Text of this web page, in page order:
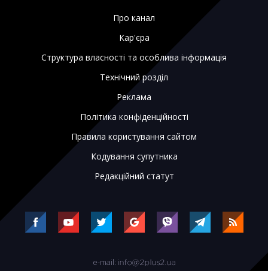
Про канал
Кар'єра
Структура власності та особлива інформація
Технічний розділ
Реклама
Політика конфіденційності
Правила користування сайтом
Кодування супутника
Редакційний статут
e-mail: